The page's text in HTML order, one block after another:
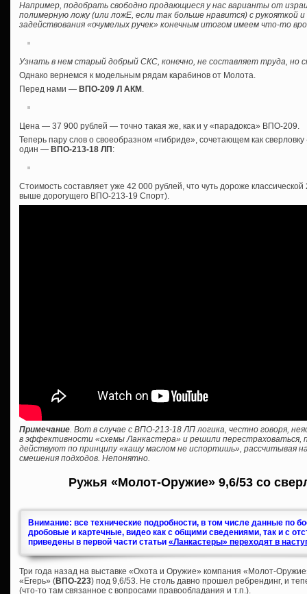
Например, подобрать свободно продающиеся у нас варианты от
полимерную ложу (или ложЕ, если так больше нравится) с рукояткой
задействования «очумелых ручек» конечным итогом имеем что-то
Узнать в нем старый добрый СКС, конечно, не составляет труда, но
Однако вернемся к модельным рядам карабинов от Молота.
Перед нами — ВПО-209 Л АКМ .
Цена — 37 900 рублей — точно такая же, как и у «парадокса» ВПО-209.
Теперь пару слов о своеобразном «гибриде», сочетающем как
один — ВПО-213-18 ЛП :
Стоимость составляет уже 42 000 рублей, что чуть дороже
выше дорогущего ВПО-213-19 Спорт).
Примечание. Вот в случае с ВПО-213-18 ЛП логика, честно говоря,
в эффективности «схемы Ланкастера» и решили перестраховаться,
действуют по принципу «кашу маслом не испортишь», рассчитывая
смешения подходов. Непонятно.
Ружья «Молот-Оружие» 9,6/53 со
Внимание: все технические подробности, в том числе данные по
дробовые и картечные, видео как с общими сведениями, так и с
приведены в первой части статьи «Ланкастеры» переходят в
Три года назад на выставке «Охота и Оружие» компания «Молот-
«Егерь» (ВПО-223) под 9,6/53. Не столь давно прошел ребрендинг, и
(что-то там связанное с вопросами правообладания и т.п.).